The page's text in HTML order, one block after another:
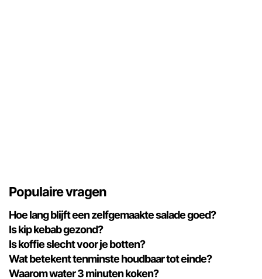
Populaire vragen
Hoe lang blijft een zelfgemaakte salade goed?
Is kip kebab gezond?
Is koffie slecht voor je botten?
Wat betekent tenminste houdbaar tot einde?
Waarom water 3 minuten koken?